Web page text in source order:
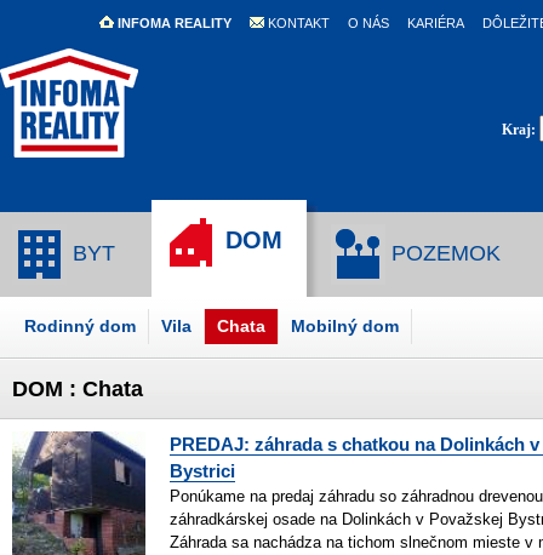
INFOMA REALITY KONTAKT O NÁS KARIÉRA
Kraj:
BYT DOM POZEMOK
Rodinný dom Vila Chata Mobilný dom
DOM : Chata
PREDAJ: záhrada s chatkou na Dolinkách
Bystrici
Ponúkame na predaj záhradu so záhradnou
záhradkárskej osade na Dolinkách v Považskej
Záhrada sa nachádza na tichom slnečnom mieste v